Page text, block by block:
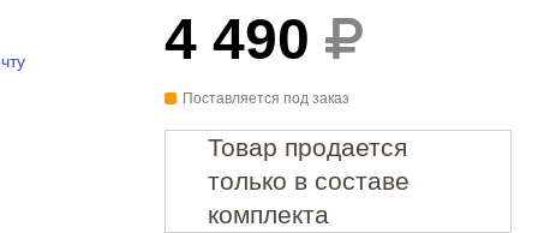
4 490
Поставляется под заказ
Товар продается
только в составе
комплекта